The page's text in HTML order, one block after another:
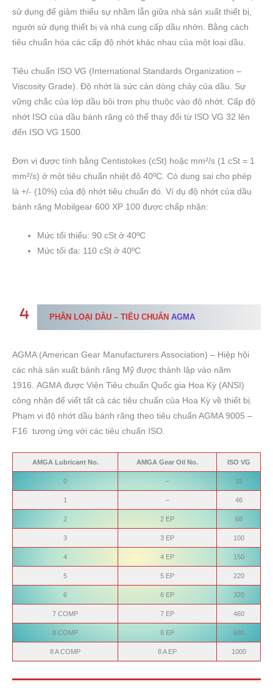
sử dụng để giảm thiểu sự nhầm lẫn giữa nhà sản xuất thiết bị,
người sử dụng thiết bị và nhà cung cấp dầu nhờn. Bằng cách
tiêu chuẩn hóa các cấp độ nhớt khác nhau của một loại dầu.
Tiêu chuẩn ISO VG (International Standards Organization –
Viscosity Grade). Độ nhớt là sức cản dòng chảy của dầu. Sự
vững chắc của lớp dầu bôi trơn phụ thuộc vào độ nhớt. Cấp độ
nhớt ISO của dầu bánh răng có thể thay đổi từ ISO VG 32 lên
đến ISO VG 1500.
Đơn vị được tính bằng Centistokes (cSt) hoặc mm²/s (1 cSt = 1
mm²/s) ở một tiêu chuẩn nhiệt đô 40ºC. Có dung sai cho phép
là +/- (10%) của độ nhớt tiêu chuẩn đó. Ví dụ độ nhớt của dầu
bánh răng Mobilgear 600 XP 100 được chấp nhận:
Mức tối thiểu: 90 cSt ở 40ºC
Mức tối đa: 110 cSt ở 40ºC
PHÂN LOẠI DẦU – TIÊU CHUẨNAGMA
AGMA (American Gear Manufacturers Association) – Hiệp hội
các nhà sản xuất bánh răng Mỹ được thành lập vào năm
1916. AGMA được Viện Tiêu chuẩn Quốc gia Hoa Kỳ (ANSI)
công nhận để viết tất cả các tiêu chuẩn của Hoa Kỳ về thiết bị.
Phạm vi độ nhớt dầu bánh răng theo tiêu chuẩn AGMA 9005 –
F16 tương ứng với các tiêu chuẩn ISO.
AMGA Lubricant No. AMGA Gear Oil No. ISO VG
0 – 32
1 – 46
2 2 EP 68
3 3 EP 100
4 4 EP 150
5 5 EP 220
6 6 EP 320
7 COMP 7 EP 460
8 COMP 8 EP 680
8 A COMP 8 A EP 1000